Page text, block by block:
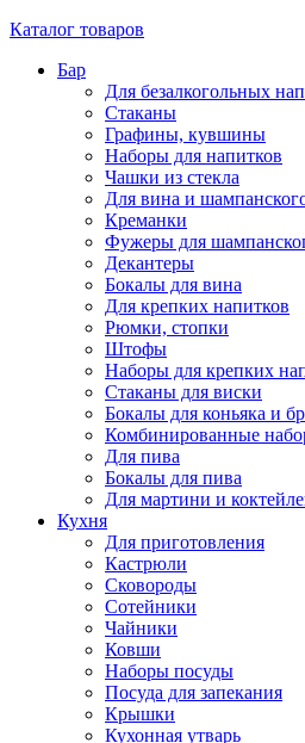
Каталог товаров
Бар
Для безалкогольных
Стаканы
Графины, кувшины
Наборы для напитков
Чашки из стекла
Для вина и
Креманки
Фужеры для
Декантеры
Бокалы для вина
Для крепких напитков
Рюмки, стопки
Штофы
Наборы для крепких
Стаканы для виски
Бокалы для коньяка и
Комбинированные
Для пива
Бокалы для пива
Для мартини и
Кухня
Для приготовления
Кастрюли
Сковороды
Сотейники
Чайники
Ковши
Наборы посуды
Посуда для запекания
Крышки
Кухонная утварь